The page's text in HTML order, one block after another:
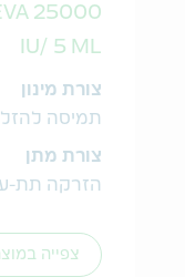
25000
IU/ 5 ML
צורת מינון
תמיסה
צורת מתן
הזרקה תת-
צפייה